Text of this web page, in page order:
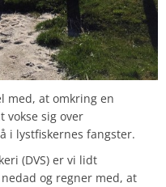
med, at omkring en
vokse sig over
i lystfiskernes fangster.
(DVS) er vi lidt
og regner med, at